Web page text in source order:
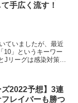
手広く流す！
ていましたが、最近
10」というキーワー
Jリーグは感染対策を
ズ2022予想】3連
レイバーも勝つ